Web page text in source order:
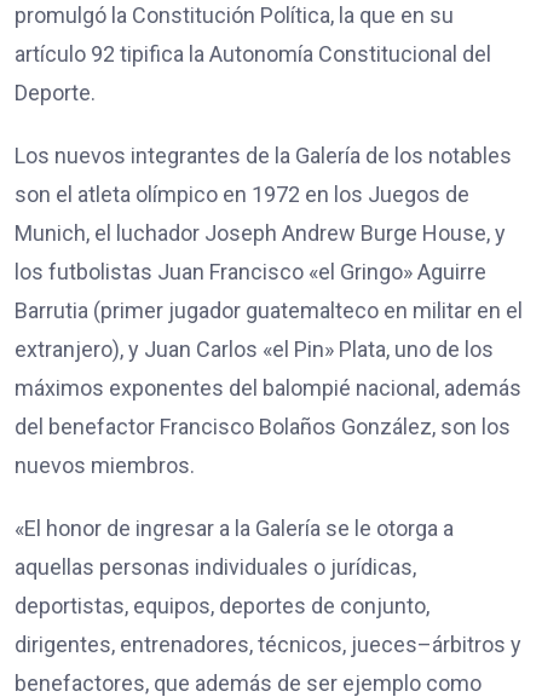
promulgó la Constitución Política, la que en su
artículo 92 tipifica la Autonomía Constitucional del
Deporte.
Los nuevos integrantes de la Galería de los notables
son el atleta olímpico en 1972 en los Juegos de
Munich, el luchador Joseph Andrew Burge House, y
los futbolistas Juan Francisco «el Gringo» Aguirre
Barrutia (primer jugador guatemalteco en militar en el
extranjero), y Juan Carlos «el Pin» Plata, uno de los
máximos exponentes del balompié nacional, además
del benefactor Francisco Bolaños González, son los
nuevos miembros.
«El honor de ingresar a la Galería se le otorga a
aquellas personas individuales o jurídicas,
deportistas, equipos, deportes de conjunto,
dirigentes, entrenadores, técnicos, jueces–árbitros y
benefactores, que además de ser ejemplo como